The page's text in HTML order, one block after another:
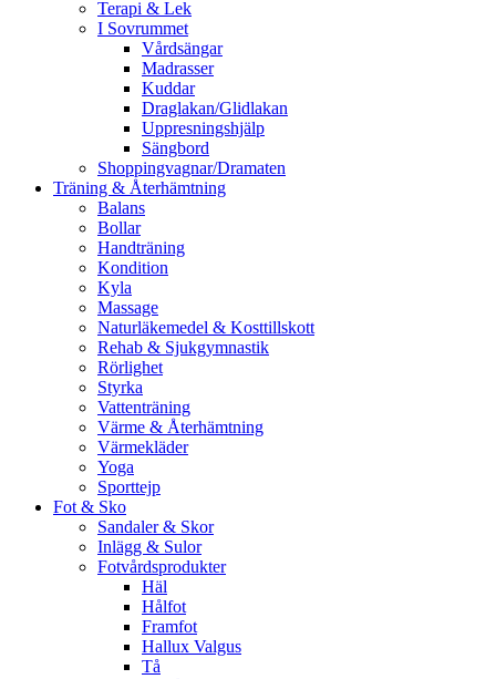
Terapi & Lek
I Sovrummet
Vårdsängar
Madrasser
Kuddar
Draglakan/Glidlakan
Uppresningshjälp
Sängbord
Shoppingvagnar/Dramaten
Träning & Återhämtning
Balans
Bollar
Handträning
Kondition
Kyla
Massage
Naturläkemedel & Kosttillskott
Rehab & Sjukgymnastik
Rörlighet
Styrka
Vattenträning
Värme & Återhämtning
Värmekläder
Yoga
Sporttejp
Fot & Sko
Sandaler & Skor
Inlägg & Sulor
Fotvårdsprodukter
Häl
Hålfot
Framfot
Hallux Valgus
Tå